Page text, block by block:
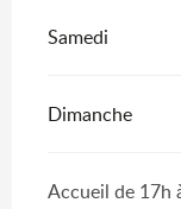
Samedi
Dimanche
Accueil de 17h